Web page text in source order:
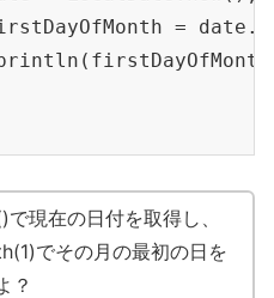
=
現在の日付を取得し、
でその月の最初の日を
？